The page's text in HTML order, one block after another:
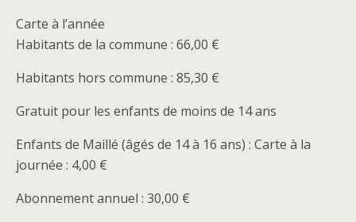
Carte à l’année
Habitants de la commune : 66,00 €
Habitants hors commune : 85,30 €
Gratuit pour les enfants de moins de 14 ans
Enfants de Maillé (âgés de 14 à 16 ans) : Carte à la
journée : 4,00 €
Abonnement annuel : 30,00 €